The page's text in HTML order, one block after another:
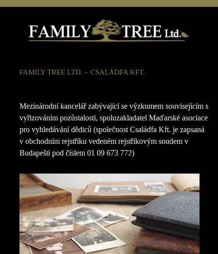
FAMILY TREE LTD. – CSALÁDFA KFT.
Mezinárodní kancelář zabývající se výzkumem souvisejícím s
vyřizováním pozůstalosti, spoluzakladatel Maďarské asociace
pro vyhledávání dědiců (společnost Családfa Kft. je zapsaná
v obchodním rejstříku vedeném rejstříkovým soudem v
Budapešti pod číslem 01 09 673 772)